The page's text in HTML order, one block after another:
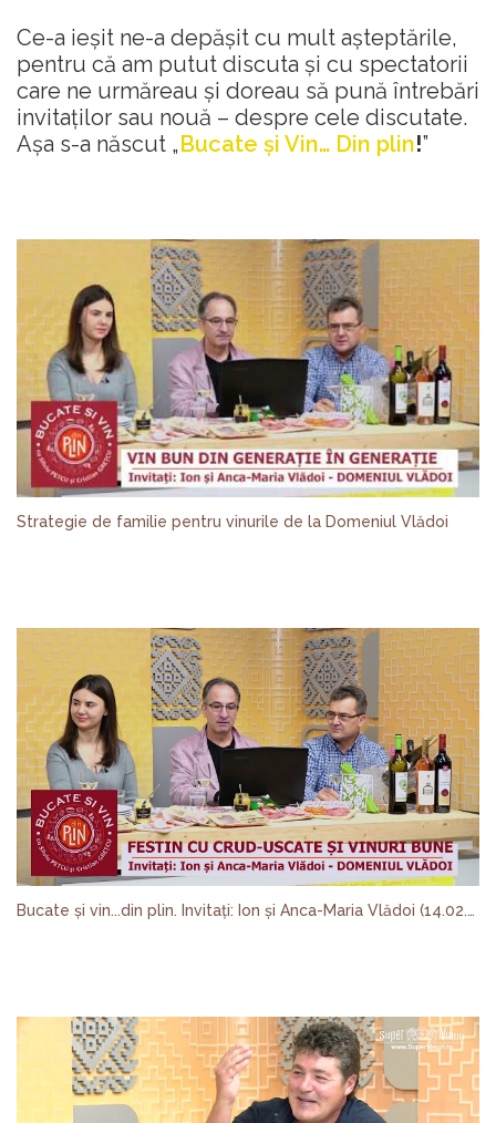
Ce-a ieșit ne-a depășit cu mult așteptările,
pentru că am putut discuta și cu spectatorii
care ne urmăreau și doreau să pună întrebări
invitaților sau nouă – despre cele discutate.
Așa s-a născut „Bucate și Vin… Din plin!”
Strategie de familie pentru vinurile de la Domeniul Vlădoi
Bucate și vin...din plin. Invitați: Ion și Anca-Maria Vlădoi (14.02.2019)